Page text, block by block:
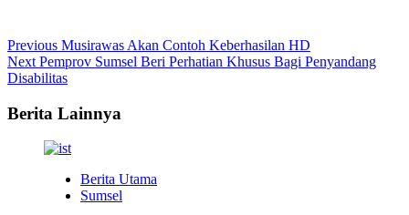
Continue
Reading
Previous Musirawas Akan Contoh Keberhasilan HD
Next Pemprov Sumsel Beri Perhatian Khusus Bagi Penyandang
Disabilitas
Berita Lainnya
Berita Utama
Sumsel